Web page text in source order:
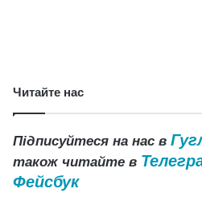
Читайте нас
Підписуйтеся на нас в
також читайте в
Фейсбук